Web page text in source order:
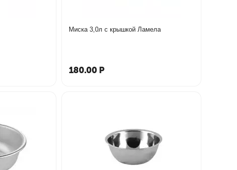
Миска 3,0л с крышкой Ламела
180.00 Р